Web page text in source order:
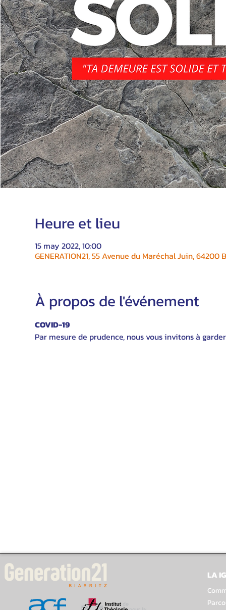
Heure et lieu
15 may 2022, 10:00
GENERATION21, 55 Avenue du Maréchal Juin, 64200
À propos de l'événement
COVID-19
Par mesure de prudence, nous vous invitons à
LA